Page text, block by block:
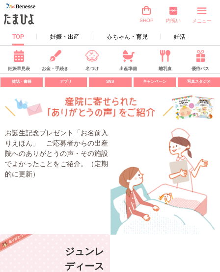
TOP 妊娠・出産 赤ちゃん・育児 妊活
SHOP 内祝い メニュー
妊娠早見表 お金・手続き 名づけ 出産準備 離乳食 優待パス
雑誌・書籍 アプリ SNS キャンペーン 写真スタジオ
お誕生記念プレゼント「お名前入
りえほん」 ご応募者からの出産
院へのありがとうの声・その施設
でよかったことをご紹介。（定期
的に更新）
ジュンレ
ディース